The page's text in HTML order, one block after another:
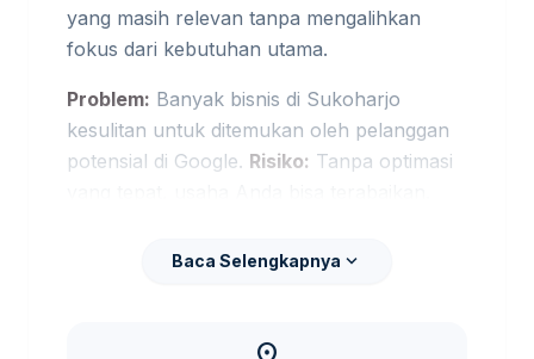
yang masih relevan tanpa mengalihkan
fokus dari kebutuhan utama.
Problem: Banyak bisnis di Sukoharjo
kesulitan untuk ditemukan oleh pelanggan
potensial di Google. Risiko: Tanpa optimasi
terstruktur untuk memastikan bisnis Anda
dapat dipakai untuk melihat opsi
Baca Selengkapnya expand_more